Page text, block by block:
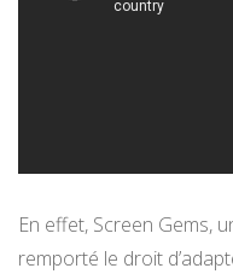
En effet, Screen Gems,
remporté le droit